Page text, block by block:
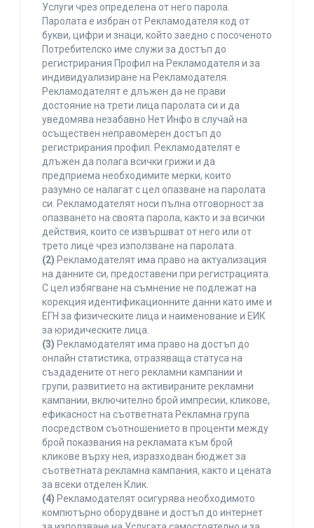
Услуги чрез определена от него парола.
Паролата е избран от Рекламодателя код от
букви, цифри и знаци, който заедно с посоченото
Потребителско име служи за достъп до
регистрирания Профил на Рекламодателя и за
индивидуализиране на Рекламодателя.
Рекламодателят е длъжен да не прави
достояние на трети лица паролата си и да
уведомява незабавно Нет Инфо в случай на
осъществен неправомерен достъп до
регистрирания профил. Рекламодателят е
длъжен да полага всички грижи и да
предприема необходимите мерки, които
разумно се налагат с цел опазване на паролата
си. Рекламодателят носи пълна отговорност за
опазването на своята парола, както и за всички
действия, които се извършват от него или от
трето лице чрез използване на паролата.
(2) Рекламодателят има право на актуализация
на данните си, предоставени при регистрацията.
С цел избягване на съмнение не подлежат на
корекция идентификационните данни като име и
ЕГН за физическите лица и наименование и ЕИК
за юридическите лица.
(3) Рекламодателят има право на достъп до
онлайн статистика, отразяваща статуса на
създадените от него рекламни кампании и
групи, развитието на активираните рекламни
кампании, включително брой импресии, кликове,
ефикасност на съответната Рекламна група
посредством съотношението в проценти между
брой показвания на рекламата към брой
кликове върху нея, изразходван бюджет за
съответната рекламна кампания, както и цената
за всеки отделен Клик.
(4) Рекламодателят осигурява необходимото
компютърно оборудване и достъп до интернет